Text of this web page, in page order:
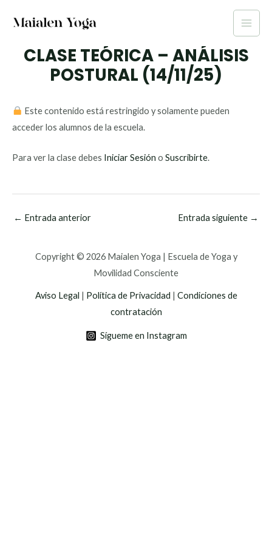
Main
CLASE TEÓRICA – ANÁLISIS
POSTURAL (14/11/25)
Este contenido está restringido y solamente pueden
acceder los alumnos de la escuela.
Para ver la clase debes Iniciar Sesión o Suscribirte.
← Entrada anterior Entrada siguiente →
Copyright © 2026 Maialen Yoga | Escuela de Yoga y
Movilidad Consciente
Aviso Legal Política de Privacidad
Condiciones de
contratación
Sígueme en Instagram